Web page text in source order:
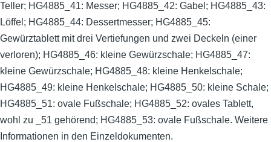
Teller; HG4885_41: Messer; HG4885_42: Gabel; HG4885_43:
Löffel; HG4885_44: Dessertmesser; HG4885_45:
Gewürztablett mit drei Vertiefungen und zwei Deckeln (einer
verloren); HG4885_46: kleine Gewürzschale; HG4885_47:
kleine Gewürzschale; HG4885_48: kleine Henkelschale;
HG4885_49: kleine Henkelschale; HG4885_50: kleine Schale;
HG4885_51: ovale Fußschale; HG4885_52: ovales Tablett,
wohl zu _51 gehörend; HG4885_53: ovale Fußschale. Weitere
Informationen in den Einzeldokumenten.